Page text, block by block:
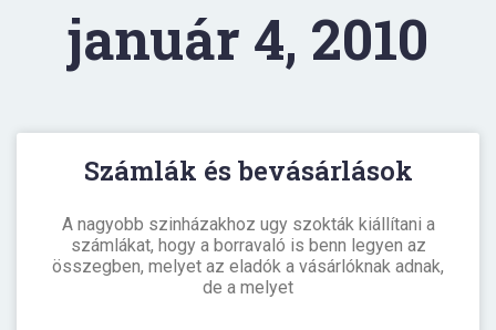
január 4, 2010
Számlák és bevásárlások
A nagyobb szinházakhoz ugy szokták kiállítani a
számlákat, hogy a borravaló is benn legyen az
összegben, melyet az eladók a vásárlóknak adnak,
de a melyet